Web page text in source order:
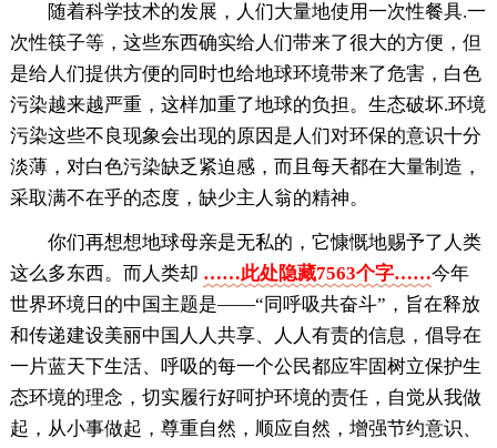
随着科学技术的发展，人们大量地使用一次性餐具.一
次性筷子等，这些东西确实给人们带来了很大的方便，但
是给人们提供方便的同时也给地球环境带来了危害，白色
污染越来越严重，这样加重了地球的负担。生态破坏.环境
污染这些不良现象会出现的原因是人们对环保的意识十分
淡薄，对白色污染缺乏紧迫感，而且每天都在大量制造，
采取满不在乎的态度，缺少主人翁的精神。
你们再想想地球母亲是无私的，它慷慨地赐予了人类
这么多东西。而人类却 ……此处隐藏7563个字……今年
世界环境日的中国主题是——“同呼吸共奋斗”，旨在释放
和传递建设美丽中国人人共享、人人有责的信息，倡导在
一片蓝天下生活、呼吸的每一个公民都应牢固树立保护生
态环境的理念，切实履行好呵护环境的责任，自觉从我做
起，从小事做起，尊重自然，顺应自然，增强节约意识、